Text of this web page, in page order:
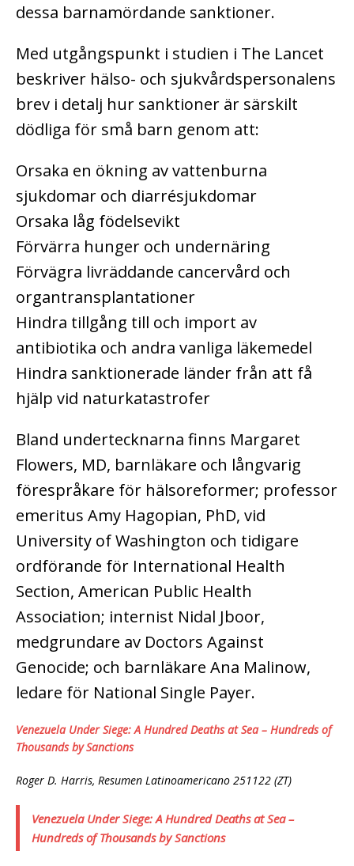
dessa barnamördande sanktioner.
Med utgångspunkt i studien i The Lancet
beskriver hälso- och sjukvårdspersonalens
brev i detalj hur sanktioner är särskilt
dödliga för små barn genom att:
Orsaka en ökning av vattenburna
sjukdomar och diarrésjukdomar
Orsaka låg födelsevikt
Förvärra hunger och undernäring
Förvägra livräddande cancervård och
organtransplantationer
Hindra tillgång till och import av
antibiotika och andra vanliga läkemedel
Hindra sanktionerade länder från att få
hjälp vid naturkatastrofer
Bland undertecknarna finns Margaret
Flowers, MD, barnläkare och långvarig
förespråkare för hälsoreformer; professor
emeritus Amy Hagopian, PhD, vid
University of Washington och tidigare
ordförande för International Health
Section, American Public Health
Association; internist Nidal Jboor,
medgrundare av Doctors Against
Genocide; och barnläkare Ana Malinow,
ledare för National Single Payer.
Venezuela Under Siege: A Hundred Deaths at Sea – Hundreds of
Thousands by Sanctions
Roger D. Harris, Resumen Latinoamericano 251122 (ZT)
Venezuela Under Siege: A Hundred Deaths at Sea –
Hundreds of Thousands by Sanctions